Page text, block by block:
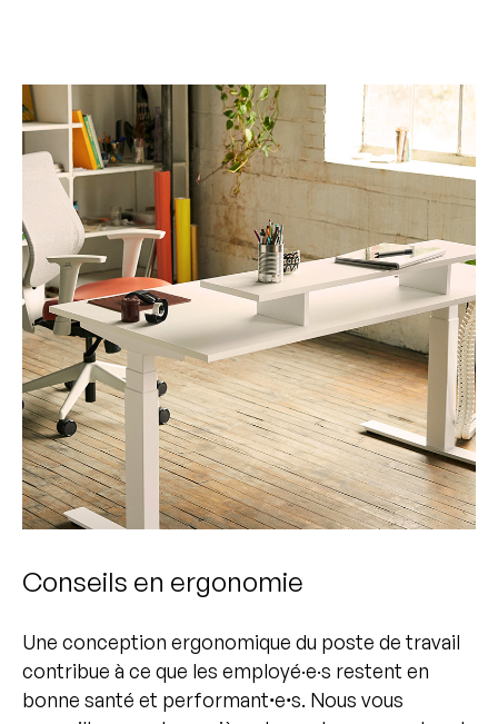
Conseils en ergonomie
Une conception ergonomique du poste de travail
contribue à ce que les employé·e·s restent en
bonne santé et performantꞏeꞏs. Nous vous